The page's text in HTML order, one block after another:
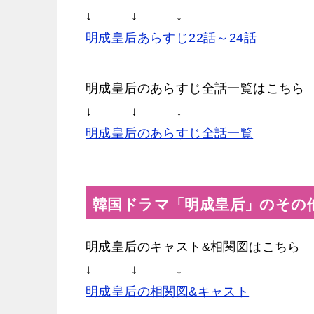
↓ ↓ ↓
明成皇后あらすじ22話～24話
明成皇后のあらすじ全話一覧はこちら
↓ ↓ ↓
明成皇后のあらすじ全話一覧
韓国ドラマ「明成皇后」のその
明成皇后のキャスト&相関図はこちら
↓ ↓ ↓
明成皇后の相関図&キャスト